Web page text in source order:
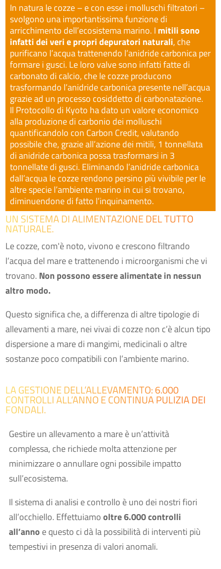
In natura le cozze – e con esse i molluschi filtratori –
svolgono una importantissima funzione di
arricchimento dell’ecosistema marino. I mitili sono
infatti dei veri e propri depuratori naturali, che
purificano l’acqua trattenendo l’anidride carbonica per
formare i gusci. Le loro valve sono infatti fatte di
carbonato di calcio, che le cozze producono
trasformando l’anidride carbonica presente nell’acqua
grazie ad un processo cosiddetto di carbonatazione.
Il Protocollo di Kyoto ha dato un valore economico
alla produzione di carbonio dei molluschi
quantificandolo con Carbon Credit, valutando
possibile che, grazie all’azione dei mitili, 1 tonnellata
di anidride carbonica possa trasformarsi in 3
tonnellate di gusci. Eliminando l’anidride carbonica
dall’acqua le cozze rendono persino più vivibile per le
altre specie l’ambiente marino in cui si trovano,
diminuendone di fatto l’inquinamento.
UN SISTEMA DI ALIMENTAZIONE DEL TUTTO
NATURALE.
Le cozze, com'è noto, vivono e crescono filtrando
l’acqua del mare e trattenendo i microorganismi che vi
trovano. Non possono essere alimentate in nessun
altro modo.
Questo significa che, a differenza di altre tipologie di
allevamenti a mare, nei vivai di cozze non c’è alcun tipo
dispersione a mare di mangimi, medicinali o altre
sostanze poco compatibili con l’ambiente marino.
LA GESTIONE DELL’ALLEVAMENTO: 6.000
CONTROLLI ALL’ANNO E CONTINUA PULIZIA DEI
FONDALI.
Gestire un allevamento a mare è un’attività
complessa, che richiede molta attenzione per
minimizzare o annullare ogni possibile impatto
sull’ecosistema.
Il sistema di analisi e controllo è uno dei nostri fiori
all’occhiello. Effettuiamooltre 6.000 controlli
all’anno e questo ci dà la possibilità di interventi più
tempestivi in presenza di valori anomali.